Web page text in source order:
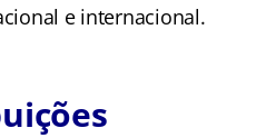
e internacional.